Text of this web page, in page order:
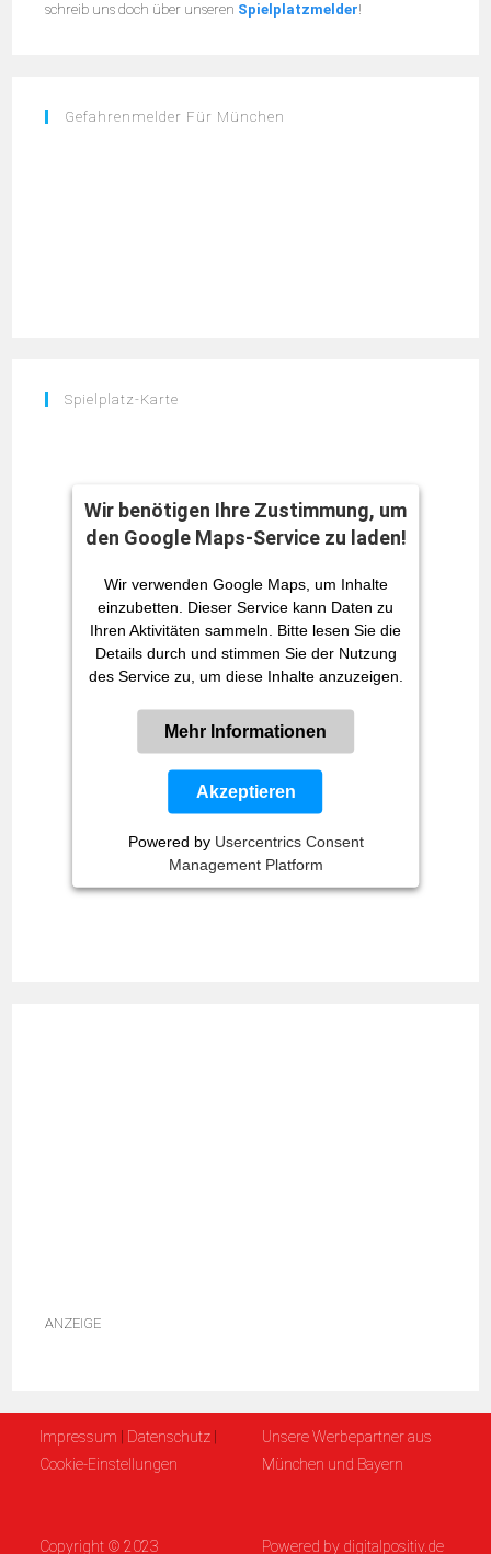
schreib uns doch über unseren Spielplatzmelder!
Gefahrenmelder Für München
Spielplatz-Karte
Wir benötigen Ihre Zustimmung, um
den Google Maps-Service zu laden!
Wir verwenden Google Maps, um Inhalte
einzubetten. Dieser Service kann Daten zu
Ihren Aktivitäten sammeln. Bitte lesen Sie die
Details durch und stimmen Sie der Nutzung
des Service zu, um diese Inhalte anzuzeigen.
Mehr Informationen
Akzeptieren
Powered by Usercentrics Consent
Management Platform
ANZEIGE
Impressum Datenschutz|
Cookie-Einstellungen
Unsere Werbepartner aus
München und Bayern
Copyright © 2023 Powered by digitalpositiv.de